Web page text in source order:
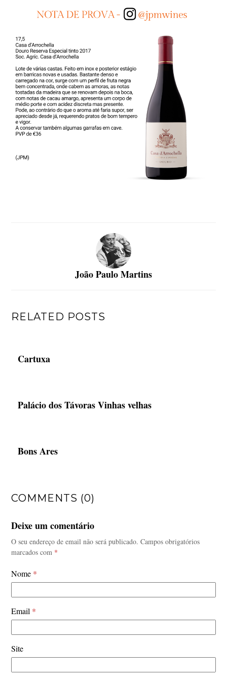
João Paulo Martins
RELATED POSTS
Cartuxa
Palácio dos Távoras Vinhas velhas
Bons Ares
COMMENTS (0)
Deixe um comentário
O seu endereço de email não será publicado. Campos obrigatórios
marcados com *
Nome *
Email *
Site